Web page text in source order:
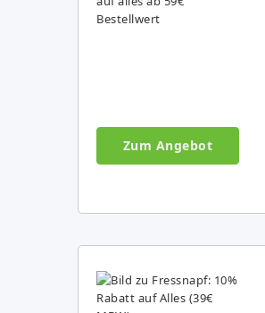
Zum Angebot